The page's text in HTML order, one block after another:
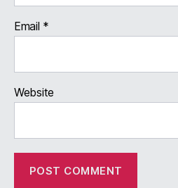
Email *
Website